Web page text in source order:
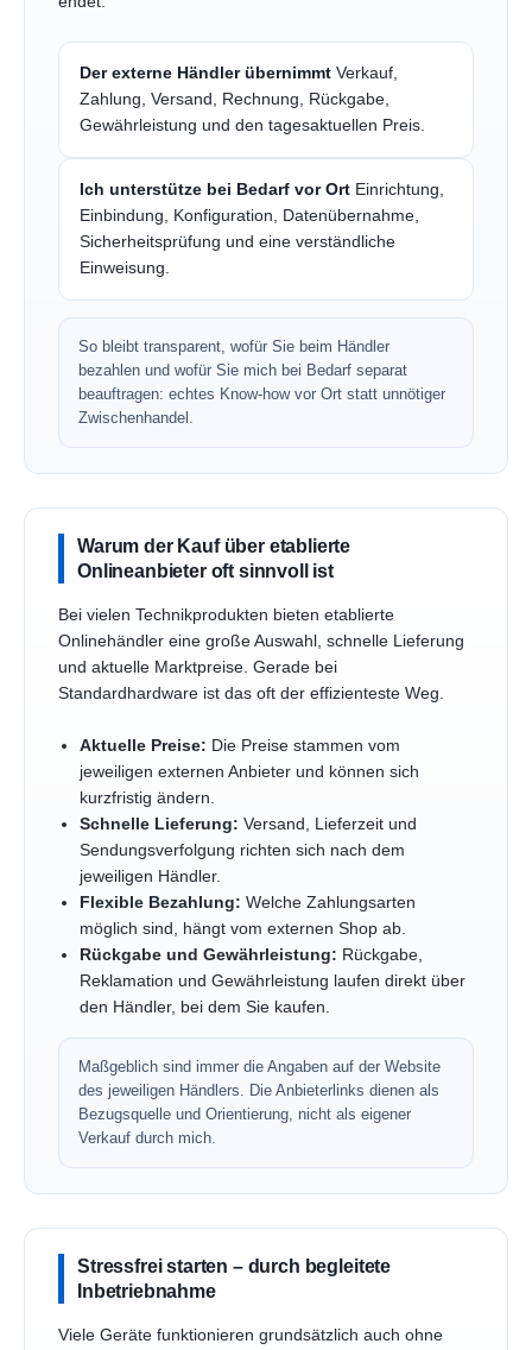
Der externe Händler übernimmt Verkauf,
Zahlung, Versand, Rechnung, Rückgabe,
Gewährleistung und den tagesaktuellen Preis.
Ich unterstütze bei Bedarf vor Ort Einrichtung,
Einbindung, Konfiguration, Datenübernahme,
Sicherheitsprüfung und eine verständliche
Einweisung.
So bleibt transparent, wofür Sie beim Händler
bezahlen und wofür Sie mich bei Bedarf separat
beauftragen: echtes Know-how vor Ort statt unnötiger
Zwischenhandel.
Warum der Kauf über etablierte
Onlineanbieter oft sinnvoll ist
Bei vielen Technikprodukten bieten etablierte
Onlinehändler eine große Auswahl, schnelle Lieferung
und aktuelle Marktpreise. Gerade bei
Standardhardware ist das oft der effizienteste Weg.
Aktuelle Preise: Die Preise stammen vom
jeweiligen externen Anbieter und können sich
kurzfristig ändern.
Schnelle Lieferung: Versand, Lieferzeit und
Sendungsverfolgung richten sich nach dem
jeweiligen Händler.
Flexible Bezahlung: Welche Zahlungsarten
möglich sind, hängt vom externen Shop ab.
Rückgabe und Gewährleistung: Rückgabe,
Reklamation und Gewährleistung laufen direkt über
den Händler, bei dem Sie kaufen.
Maßgeblich sind immer die Angaben auf der Website
des jeweiligen Händlers. Die Anbieterlinks dienen als
Bezugsquelle und Orientierung, nicht als eigener
Verkauf durch mich.
Stressfrei starten – durch begleitete
Inbetriebnahme
Viele Geräte funktionieren grundsätzlich auch ohne